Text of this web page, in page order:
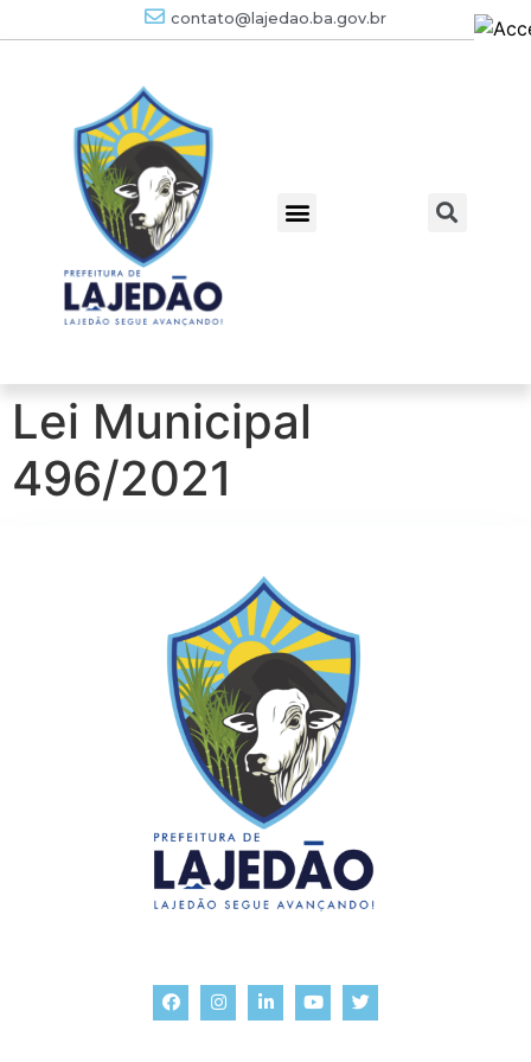
contato@lajedao.ba.gov.br
Lei Municipal
496/2021